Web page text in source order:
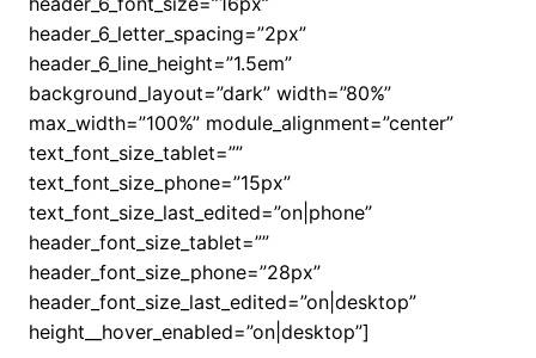
header_6_letter_spacing=”2px”
header_6_line_height=”1.5em”
background_layout=”dark” width=”80%”
max_width=”100%” module_alignment=”center”
text_font_size_tablet=””
text_font_size_phone=”15px”
text_font_size_last_edited=”on|phone”
header_font_size_tablet=””
header_font_size_phone=”28px”
header_font_size_last_edited=”on|desktop”
height__hover_enabled=”on|desktop”]